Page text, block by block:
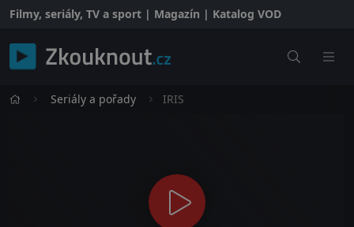
Filmy, seriály, TV a sport | Magazín | Katalog VOD
Seriály a pořady IRIS